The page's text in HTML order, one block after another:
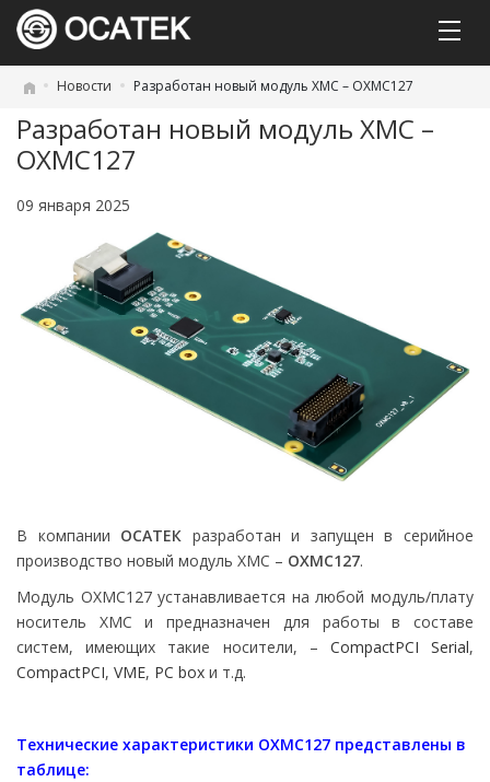
Новости Разработан новый модуль XMC – OXMC127
Разработан новый модуль XMC –
OXMC127
09 января 2025
В компании ОСАТЕК разработан и запущен в серийное
производство новый модуль ХМС – ОХМС127.
Модуль ОХМС127 устанавливается на любой модуль/плату
носитель ХМС и предназначен для работы в составе
систем, имеющих такие носители, – CompactPCI Serial,
CompactPCI, VME, PC box и т.д.
Технические характеристики OXMC127 представлены в
таблице: